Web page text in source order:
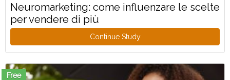
Neuromarketing: come influenzare le scelte
per vendere di più
Continue Study
Free